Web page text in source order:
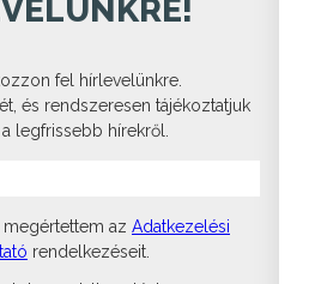
fel hírlevelünkre.
és rendszeresen tájékoztatjuk
legfrissebb hírekről.
megértettem az Adatkezelési
rendelkezéseit.